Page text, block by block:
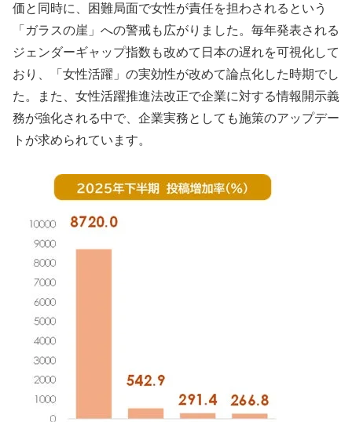
価と同時に、困難局面で女性が責任を担わされるという
「ガラスの崖」への警戒も広がりました。毎年発表される
ジェンダーギャップ指数も改めて日本の遅れを可視化して
おり、「女性活躍」の実効性が改めて論点化した時期でし
た。また、女性活躍推進法改正で企業に対する情報開示義
務が強化される中で、企業実務としても施策のアップデー
トが求められています。